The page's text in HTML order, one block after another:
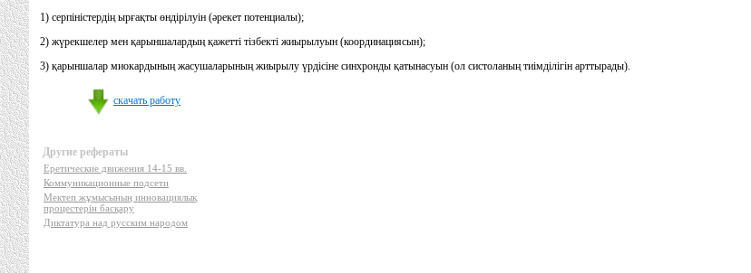
1) серпіністердің ырғақты өндірілуін (әрекет потенциалы);
2) жүрекшелер мен қарыншалардың қажетті тізбекті жиырылуын (координациясын);
3) қарыншалар миокардының жасушаларының жиырылу үрдісіне синхронды қатынасуын (ол систоланың тиімділігін арттырады).
скачать работу
Другие рефераты
Еретические движения 14-15 вв.
Коммуникационные подсети
Мектеп жұмысының инновациялық
процестерін басқару
Диктатура над русским народом